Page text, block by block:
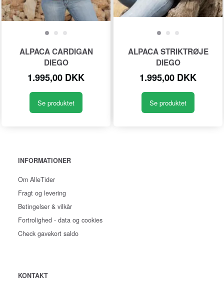
ALPACA CARDIGAN
DIEGO
1.995,00 DKK
Se produktet
ALPACA STRIKTRØJE
DIEGO
1.995,00 DKK
Se produktet
INFORMATIONER
Om AlleTider
Fragt og levering
Betingelser & vilkår
Fortrolighed - data og cookies
Check gavekort saldo
KONTAKT